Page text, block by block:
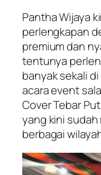
Pantha Wijaya
perlengkapan
premium dan
tentunya
banyak sekali
acara event
Cover Tebar
yang kini
berbagai